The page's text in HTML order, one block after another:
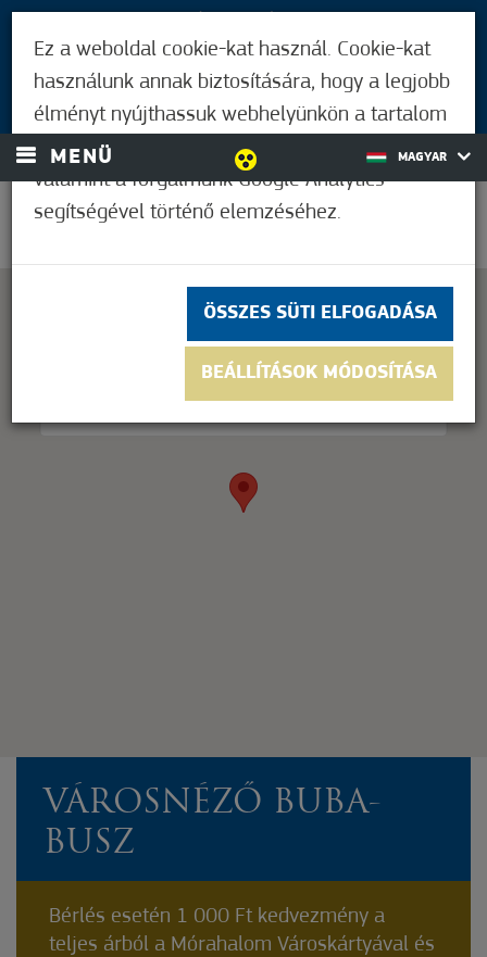
BEJELENTKEZÉS
MENÜ MAGYAR
Do you own this website? OK
VÁROSNÉZŐ BUBA-
BUSZ
Bérlés esetén 1 000 Ft kedvezmény a
teljes árból a Mórahalom Városkártyával és
Ez a weboldal cookie-kat használ. Cookie-kat
használunk annak biztosítására, hogy a legjobb
élményt nyújthassuk webhelyünkön a tartalom
és a hirdetések személyre szabásához,
valamint a forgalmunk Google Analytics
segítségével történő elemzéséhez.
ÖSSZES SÜTI ELFOGADÁSA
BEÁLLÍTÁSOK MÓDOSÍTÁSA